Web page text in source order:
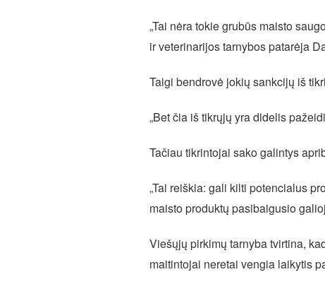
„Tai nėra tokie grubūs maisto
ir veterinarijos tarnybos patarėja
Taigi bendrovė jokių sankcijų iš
„Bet čia iš tikrųjų yra didelis
Tačiau tikrintojai sako galintys
„Tai reiškia: gali kilti potencialus
maisto produktų pasibaigusio
Viešųjų pirkimų tarnyba tvirtina,
maitintojai neretai vengia laikytis